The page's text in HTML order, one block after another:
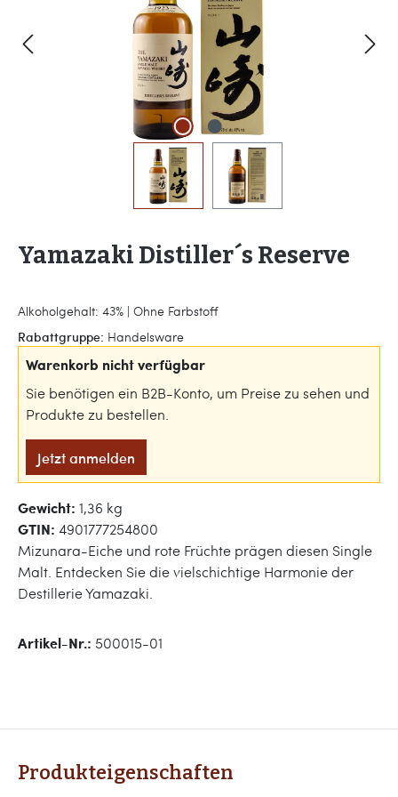
Yamazaki Distiller´s Reserve
Alkoholgehalt: 43% | Ohne Farbstoff
Rabattgruppe: Handelsware
Warenkorb nicht verfügbar
Sie benötigen ein B2B-Konto, um Preise zu sehen und
Produkte zu bestellen.
Jetzt anmelden
Gewicht: 1,36 kg
GTIN: 4901777254800
Mizunara-Eiche und rote Früchte prägen diesen Single
Malt. Entdecken Sie die vielschichtige Harmonie der
Destillerie Yamazaki.
Artikel-Nr.: 500015-01
Produkteigenschaften